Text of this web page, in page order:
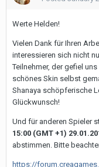
Werte Helden!
Vielen Dank für Ihren
interessieren sich nicht
Teilnehmer, der gefiel
schönes Skin selbst
Shanaya schöpferische
Glückwunsch!
Und für anderen Spieler
15:00 (GMT +1)
abstimmen. Bitte
https://